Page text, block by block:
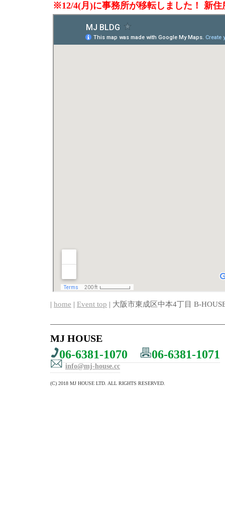
※12/4(月)に事務所が移転しました！ 新
| home | Event top | 大阪市東成区中本4丁目 B-
MJ HOUSE
06-6381-1070 06-6381-1071
info@mj-house.cc
(C) 2018 MJ HOUSE LTD. ALL RIGHTS RESERVED.